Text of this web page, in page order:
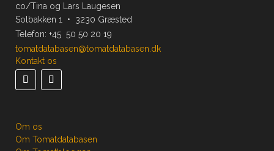
co/Tina og Lars Laugesen
Solbakken 1 • 3230 Græsted
Telefon: +45 50 50 20 19
tomatdatabasen@tomatdatabasen.dk
Kontakt os
Om os
Om Tomatdatabasen